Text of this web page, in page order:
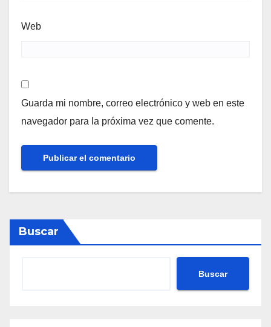
Web
Guarda mi nombre, correo electrónico y web en este
navegador para la próxima vez que comente.
Buscar
Buscar